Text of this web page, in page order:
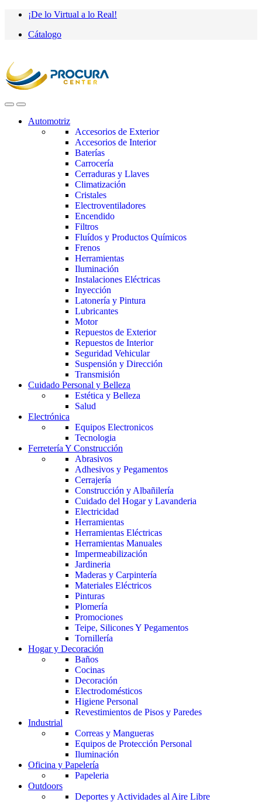
Saltar
navegación
saltar
contenido
¡De lo Virtual a lo Real!
Cátalogo
Automotriz
Accesorios de Exterior
Accesorios de Interior
Baterías
Carrocería
Cerraduras y Llaves
Climatización
Cristales
Electroventiladores
Encendido
Filtros
Fluídos y Productos Químicos
Frenos
Herramientas
Iluminación
Instalaciones Eléctricas
Inyección
Latonería y Pintura
Lubricantes
Motor
Repuestos de Exterior
Repuestos de Interior
Seguridad Vehicular
Suspensión y Dirección
Transmisión
Cuidado Personal y Belleza
Estética y Belleza
Salud
Electrónica
Equipos Electronicos
Tecnologia
Ferretería Y Construcción
Abrasivos
Adhesivos y Pegamentos
Cerrajería
Construcción y Albañilería
Cuidado del Hogar y Lavanderia
Electricidad
Herramientas
Herramientas Eléctricas
Herramientas Manuales
Impermeabilización
Jardineria
Maderas y Carpintería
Materiales Eléctricos
Pinturas
Plomería
Promociones
Teipe, Silicones Y Pegamentos
Tornillería
Hogar y Decoración
Baños
Cocinas
Decoración
Electrodomésticos
Higiene Personal
Revestimientos de Pisos y Paredes
Industrial
Correas y Mangueras
Equipos de Protección Personal
Iluminación
Oficina y Papelería
Papeleria
Outdoors
Deportes y Actividades al Aire Libre